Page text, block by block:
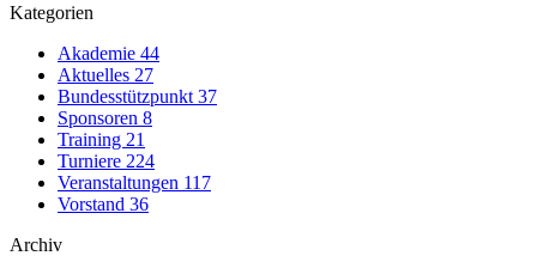
Kategorien
Akademie 44
Aktuelles 27
Bundesstützpunkt 37
Sponsoren 8
Training 21
Turniere 224
Veranstaltungen 117
Vorstand 36
Archiv